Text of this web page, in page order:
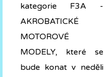
kategorie F3A -
AKROBATICKÉ
MOTOROVÉ
MODELY, které se
bude konat v neděli